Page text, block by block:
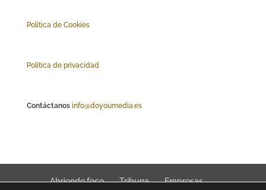
Política de Cookies
Política de privacidad
Contáctanos info@doyoumedia.es
Abriendo foco Tribuna Empresas